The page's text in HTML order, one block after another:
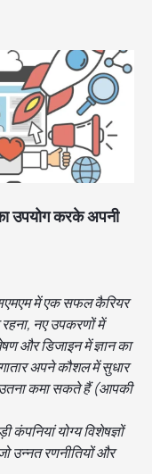
उपयोग करके अपनी
में एक सफल कैरियर
नए उपकरणों में
और डिजाइन में ज्ञान का
अपने कौशल में सुधार
कमा सकते हैं (आपकी
योग्य विशेषज्ञों
उन्नत रणनीतियों और